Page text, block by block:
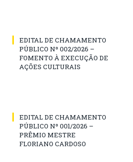
EDITAL DE CHAMAMENTO
PÚBLICO Nº 002/2026 –
FOMENTO À EXECUÇÃO DE
AÇÕES CULTURAIS
EDITAL DE CHAMAMENTO
PÚBLICO Nº 001/2026 –
PRÊMIO MESTRE
FLORIANO CARDOSO